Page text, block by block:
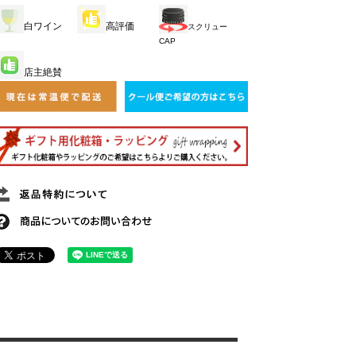
白ワイン 高評価
スクリュー
CAP
店主絶賛